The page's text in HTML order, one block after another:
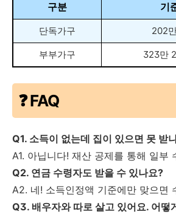
구분 기
단독가구 202
부부가구 323만
❓ FAQ
Q1. 소득이 없는데 집이 있으면 못 받
A1. 아닙니다! 재산 공제를 통해 일부
Q2. 연금 수령자도 받을 수 있나요?
A2. 네! 소득인정액 기준에만 맞으면
Q3. 배우자와 따로 살고 있어요. 어떻